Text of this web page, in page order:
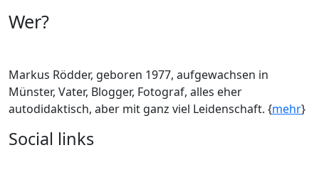
Wer?
Markus Rödder, geboren 1977, aufgewachsen in
Münster, Vater, Blogger, Fotograf, alles eher
autodidaktisch, aber mit ganz viel Leidenschaft. {mehr}
Social links